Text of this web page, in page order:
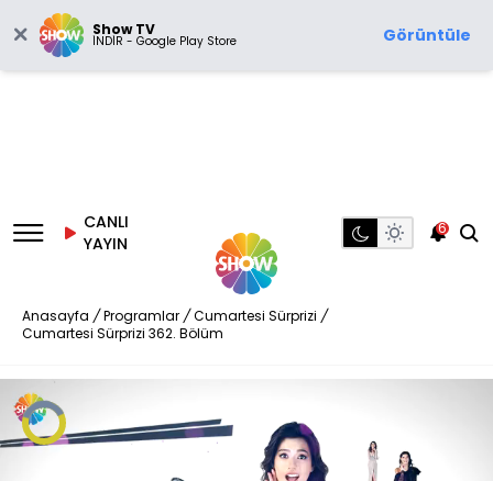
Show TV
İNDİR - Google Play Store Görüntüle
CANLI
YAYIN
6
Anasayfa / Programlar / Cumartesi Sürprizi /
Cumartesi Sürprizi 362. Bölüm